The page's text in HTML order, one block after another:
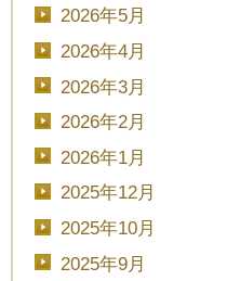
2026年5月
2026年4月
2026年3月
2026年2月
2026年1月
2025年12月
2025年10月
2025年9月